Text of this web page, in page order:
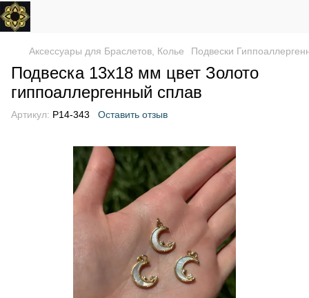
Аксессуары для Браслетов, Колье Подвески
Подвеска 13x18 мм цвет Золото
гиппоаллергенный сплав
Артикул: P14-343 Оставить отзыв